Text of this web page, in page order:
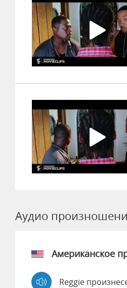
Аудио
Американское
Reggie